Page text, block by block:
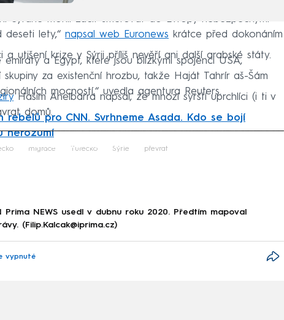
Syřané mohli začít směřovat do Evropy nebezpečnými
deseti lety,“ napsal web Euronews krátce před dokonáním
a utišení krize v Sýrii příliš nevěří ani další arabské státy.
emiráty a Egypt, které jsou blízkými spojenci USA,
skupiny za existenční hrozbu, takže Haját Tahrír aš-Šám
mocností,“ uvedla agentura Reuters.
Hašim Ahelbarra napsal, že mnozí syrští uprchlíci (i ti v
domů.
rebelů pro CNN. Svrhneme Asada. Kdo se bojí
nerozumí
Failed to fetch
migrace Turecko Sýrie převrat
NEWS usedl v dubnu roku 2020. Předtím mapoval
(Filip.Kalcak@iprima.cz)
vypnuté